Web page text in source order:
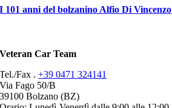
I 101 anni del bolzanino Alfio Di Vincenzo
Veteran Car Team
Tel./Fax .+39 0471 324141
Via Fago 50/B
39100 Bolzano (BZ)